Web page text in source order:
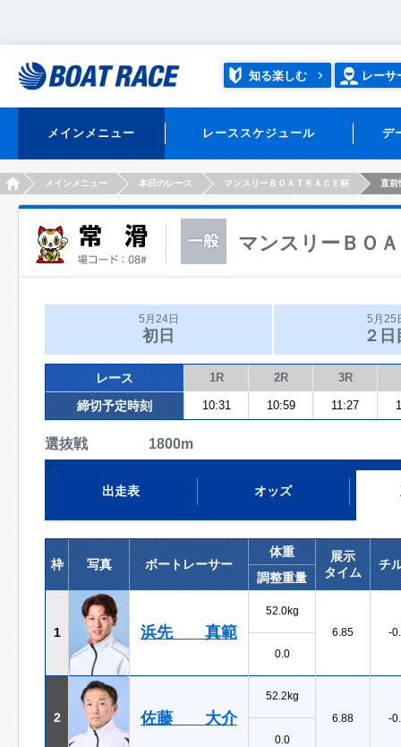
知る楽しむ レーサ
メインメニュー レーススケジュール デ
HOMEメインメニュー 本日のレース マンスリーＢＯＡＴＲＡＣＥ杯 直前
マンスリーＢＯ
5月24日
初日
5月25
２日
レース 1R 2R 3R
締切予定時刻 10:31 10:59 11:27
選抜戦 1800m
出走表 オッズ
枠 写真 ボートレーサー
体重
展示
タイム
チ
調整重量
1 浜先 真範
52.0kg
6.85
-
0.0
2 佐藤 大介
52.2kg
6.88
-
0.0